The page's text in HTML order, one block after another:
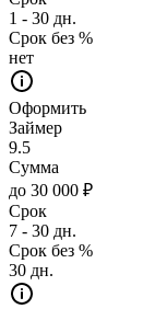
1 - 30 дн.
Срок без %
нет
Оформить
Займер
9.5
Сумма
до 30 000 ₽
Срок
7 - 30 дн.
Срок без %
30 дн.